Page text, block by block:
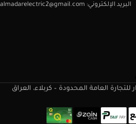
البريد الإلكتروني: almadarelectric2@gmail.com